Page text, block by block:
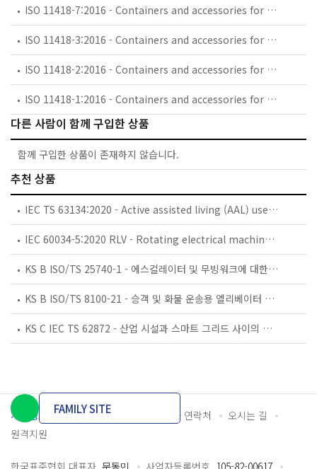
ISO 11418-7:2016 - Containers and accessories for pharmaceutical preparations — Part 7: Screw-neck vials made of glass tubing for liquid dosage forms
ISO 11418-3:2016 - Containers and accessories for pharmaceutical preparations — Part 3: Screw-neck glass bottles (veral) for solid and liquid dosage forms
ISO 11418-2:2016 - Containers and accessories for pharmaceutical preparations — Part 2: Screw-neck glass bottles for syrups
ISO 11418-1:2016 - Containers and accessories for pharmaceutical preparations — Part 1: Drop-dispensing glass bottles
다른 사람이 함께 구입한 상품
함께 구입한 상품이 존재하지 않습니다.
추천 상품
IEC TS 63134:2020 - Active assisted living (AAL) use cases
IEC 60034-5:2020 RLV - Rotating electrical machines - Part 5: Degrees of protection provided by the integral design of rotating electrical machines (IP code) - Classification
KS B ISO/TS 25740-1 - 에스컬레이터 및 무빙워크에 대한 안전요건 — 제1부: 세계공통 필수 안전요건(GESRs)
KS B ISO/TS 8100-21 - 승객 및 화물 운송용 엘리베이터 —제21부: 세계공통 필수안전요건(GESRs)을 충족하는 세계공통 안전 파라미터(GSPs)
KS C IEC TS 62872 - 산업 시설과 스마트 그리드 사이의 산업 공정 측정, 제어 및 자동화 시스템 인터페이스
개인정보처리방침 이용약관 담당자 연락처
오시는 길
원격지원
FAMILY SITE
한국표준협회 대표자 문동민 사업자등록번호 105-82-00617